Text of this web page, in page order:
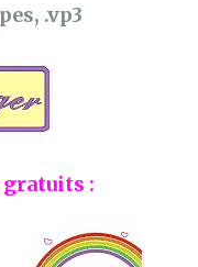
.vp3
gratuits :